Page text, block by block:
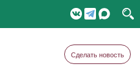
Сделать новость